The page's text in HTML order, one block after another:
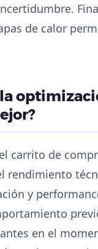
de calor
carrito de
rendimiento
y
en el